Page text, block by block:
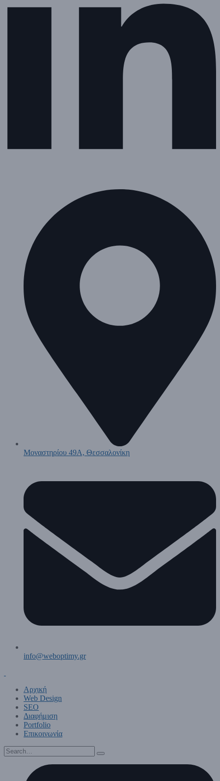
Μοναστηρίου 49Α, Θεσσαλονίκη
info@weboptimy.gr
Αρχική
Web Design
SEO
Διαφήμιση
Portfolio
Επικοινωνία